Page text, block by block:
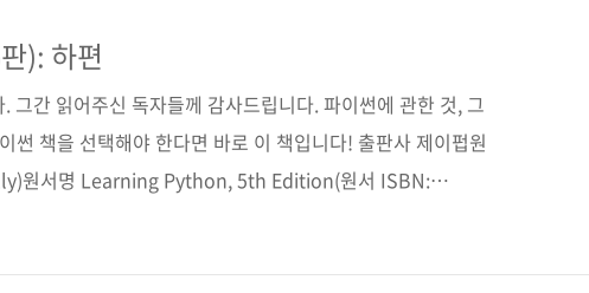
): 하편
그간 읽어주신 독자들께 감사드립니다. 파이썬에 관한 것, 그
썬 책을 선택해야 한다면 바로 이 책입니다! 출판사 제이펍원
원서명 Learning Python, 5th Edition(원서 ISBN:
크 러츠역자명 강성용, 조인중출판일 2018년 3월 28일페